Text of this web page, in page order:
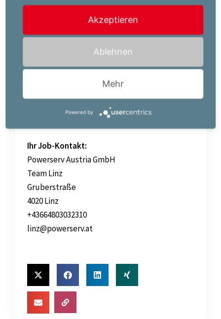
Der für diese Position vorgesehene Brutto-
Mindestverdienst beträgt EUR 3050,00 pro Monat auf
Basis Vollzeitbeschäftigung.
Jetzt bewerben!
Ihr Job-Kontakt:
Powerserv Austria GmbH
Team Linz
Gruberstraße
4020 Linz
+43664803032310
linz@powerserv.at
Akzeptieren
Ablehnen
Mehr
Powered by